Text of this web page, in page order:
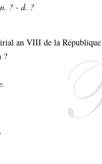
n. ? - d. ?
an VIII de la
?